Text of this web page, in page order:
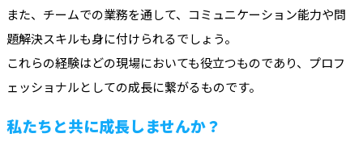
また、チームでの業務を通して、コミュニケーション能力や問
題解決スキルも身に付けられるでしょう。
これらの経験はどの現場においても役立つものであり、プロフ
ェッショナルとしての成長に繋がるものです。
私たちと共に成長しませんか？